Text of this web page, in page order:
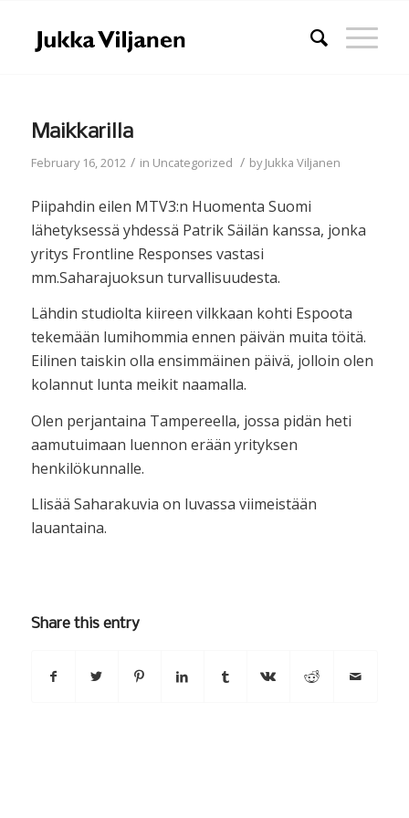
Maikkarilla
February 16, 2012 / in Uncategorized / byJukka Viljanen
Piipahdin eilen MTV3:n Huomenta Suomi
lähetyksessä yhdessä Patrik Säilän kanssa, jonka
yritys Frontline Responses vastasi
mm.Saharajuoksun turvallisuudesta.
Lähdin studiolta kiireen vilkkaan kohti Espoota
tekemään lumihommia ennen päivän muita töitä.
Eilinen taiskin olla ensimmäinen päivä, jolloin olen
kolannut lunta meikit naamalla.
Olen perjantaina Tampereella, jossa pidän heti
aamutuimaan luennon erään yrityksen
henkilökunnalle.
Llisää Saharakuvia on luvassa viimeistään
lauantaina.
Share this entry